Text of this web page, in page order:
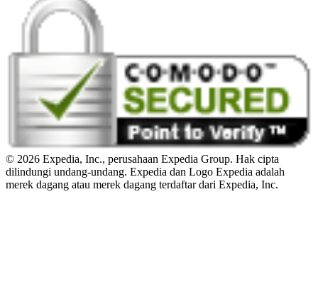
© 2026 Expedia, Inc., perusahaan Expedia Group. Hak cipta
dilindungi undang-undang. Expedia dan Logo Expedia adalah
merek dagang atau merek dagang terdaftar dari Expedia, Inc.